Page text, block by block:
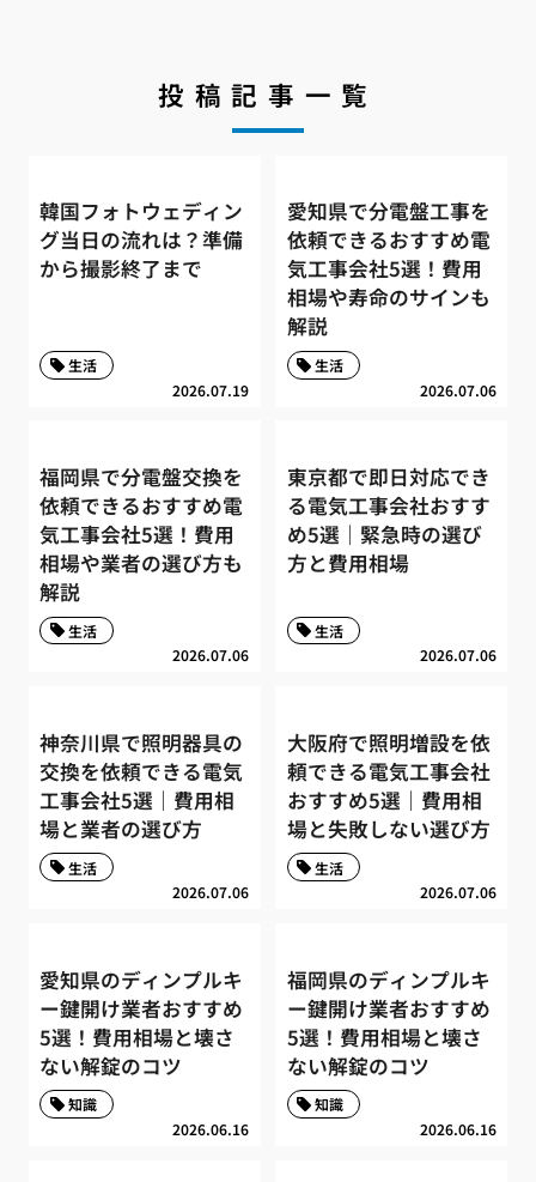
投稿記事一覧
韓国フォトウェディン
グ当日の流れは？準備
から撮影終了まで
2026.07.19
生活
愛知県で分電盤工事を
依頼できるおすすめ電
気工事会社5選！費用
相場や寿命のサインも
解説
2026.07.06
生活
福岡県で分電盤交換を
依頼できるおすすめ電
気工事会社5選！費用
相場や業者の選び方も
解説
2026.07.06
生活
東京都で即日対応でき
る電気工事会社おすす
め5選｜緊急時の選び
方と費用相場
2026.07.06
生活
神奈川県で照明器具の
交換を依頼できる電気
工事会社5選｜費用相
場と業者の選び方
2026.07.06
生活
大阪府で照明増設を依
頼できる電気工事会社
おすすめ5選｜費用相
場と失敗しない選び方
2026.07.06
生活
愛知県のディンプルキ
ー鍵開け業者おすすめ
5選！費用相場と壊さ
ない解錠のコツ
2026.06.16
知識
福岡県のディンプルキ
ー鍵開け業者おすすめ
5選！費用相場と壊さ
ない解錠のコツ
2026.06.16
知識